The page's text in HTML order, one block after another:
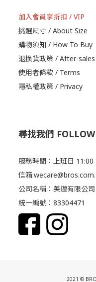
加入會員享折扣 / VIP
挑選尺寸 / About Size
購物須知 / How To Buy
退換貨政策 / After-sales
使用者條款 / Terms
隱私權政策 / Privacy
尋找我們
服務時間：上班日 11:00
信箱
公司名稱：美邁有限公司
統一編號：83304471
2021 ©